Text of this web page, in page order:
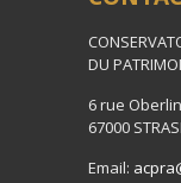
DU
6 rue Oberlin
67000
Email: